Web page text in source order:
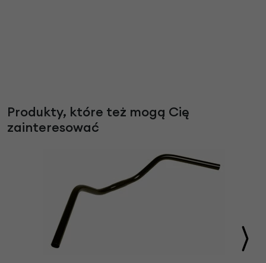
Produkty, które też mogą Cię
zainteresować